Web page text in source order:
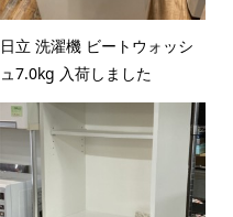
日立 洗濯機 ビートウォッシ
ュ7.0kg 入荷しました